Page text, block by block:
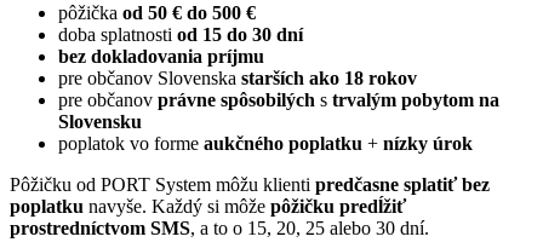
pôžička od 50 € do 500 €
doba splatnosti od 15 do 30 dní
bez dokladovania príjmu
pre občanov Slovenska starších ako 18 rokov
pre občanov právne spôsobilých s trvalým pobytom na
Slovensku
poplatok vo forme aukčného poplatku + nízky úrok
Pôžičku od PORT System môžu klienti predčasne splatiť bez
poplatku navyše. Každý si môže pôžičku predĺžiť
prostredníctvom SMS, a to o 15, 20, 25 alebo 30 dní.